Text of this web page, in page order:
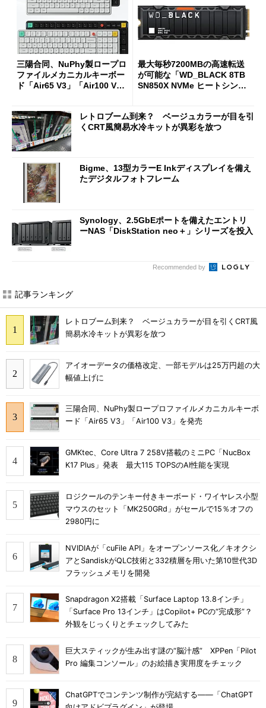
三陽合同、NuPhy製ロープロ
ファイルメカニカルキーボー
ド「Air65 V3」「Air100 V
最大毎秒7200MBの高速転送
が可能な「WD_BLACK 8TB
SN850X NVMe ヒートシンク
レトロブーム到来？ ベージュカラーが目を引
くCRT風簡易水冷キットが異彩を放つ
Bigme、13型カラーE Inkディスプレイを備え
たデジタルフォトフレーム
Synology、2.5GbEポートを備えたエントリ
ーNAS「DiskStation neo＋」シリーズを投入
Recommended by
記事ランキング
レトロブーム到来？ ベージュカラーが目を引くCRT風
簡易水冷キットが異彩を放つ
アイオーデータの価格改定、一部モデルは25万円超の大
幅値上げに
三陽合同、NuPhy製ロープロファイルメカニカルキーボ
ード「Air65 V3」「Air100 V3」を発売
GMKtec、Core Ultra 7 258V搭載のミニPC「NucBox
K17 Plus」発表 最大115 TOPSのAI性能を実現
ロジクールのテンキー付きキーボード・ワイヤレス小型
マウスのセット「MK250GRd」がセールで15％オフの
2980円に
NVIDIAが「cuFile API」をオープンソース化／キオクシ
アとSandiskがQLC技術と332積層を用いた第10世代3D
フラッシュメモリを開発
Snapdragon X2搭載「Surface Laptop 13.8インチ」
「Surface Pro 13インチ」はCopilot+ PCの“完成形”？
外観をじっくりとチェックしてみた
巨大スティックが生み出す謎の“脳汁感” XPPen「Pilot
Pro 編集コンソール」のお絵描き実用度をチェック
ChatGPTでコンテンツ制作が完結する――「ChatGPT